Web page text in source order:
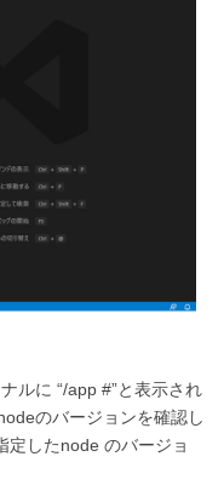
ルに “/app #”と表示され
のバージョンを確認し
定したnode のバージョ